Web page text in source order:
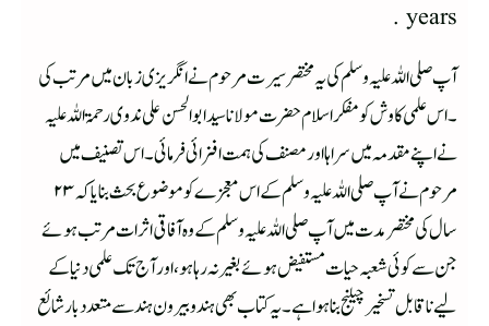
years .
آپ صلی اللہ علیہ وسلم کی یہ مختصر سیرت مرحوم نے انگریزی زبان میں مرتب کی
۔اس علمی کاوش کو مفکر اسلام حضرت مولانا سید ابو الحسن علی ندوی رحمۃ اللہ علیہ
نے اپنے مقدمہ میں سراہا اور مصنف کی ہمت افزائی فرمائی ۔ اس تصنیف میں
مرحوم نے آپ صلی اللہ علیہ وسلم کے اس معجزے کو موضوع بحث بنایا کہ۲۳
سال کی مختصر مدت میں آپ صلی اللہ علیہ وسلم کے وہ آفاقی اثرات مرتب ہوئے
جن سے کوئی شعبہ حیات مستفیض ہوئے بغیر نہ رہا ہو،اور آج تک علمی دنیا کے
لیے ناقابل تسخیر چیلنج بنا ہوا ہے ۔ یہ کتاب بھی ہند و بیرون ہند سے متعدد بار شائع